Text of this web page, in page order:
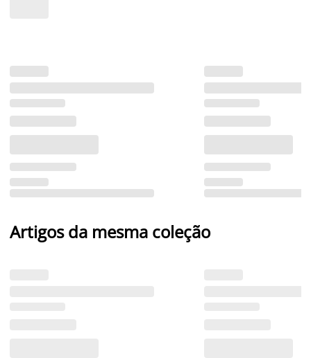
Artigos da mesma coleção